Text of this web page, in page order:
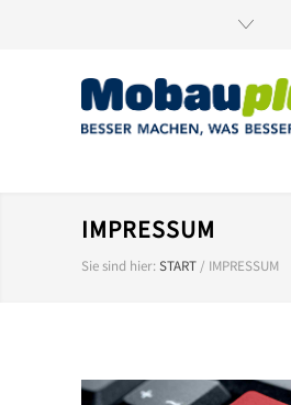
IMPRESSUM
Sie sind hier:START / IMPRESSUM